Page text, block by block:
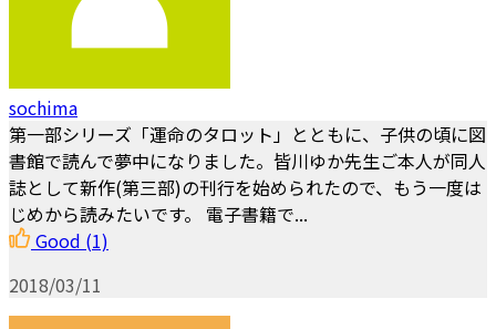
sochima
第一部シリーズ「運命のタロット」とともに、子供の頃に図
書館で読んで夢中になりました。皆川ゆか先生ご本人が同人
誌として新作(第三部)の刊行を始められたので、もう一度は
じめから読みたいです。 電子書籍で...
Good (1)
2018/03/11